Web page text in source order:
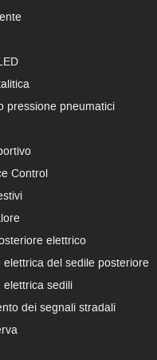
pressione pneumatici
Control
elettrico
elettrica del sedile posteriore
elettrica sedili
dei segnali stradali